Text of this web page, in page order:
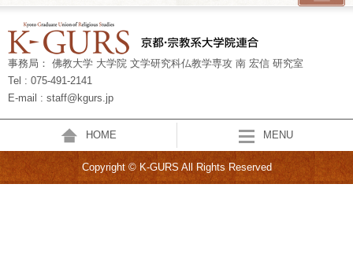
事務局： 佛教大学 大学院 文学研究科仏教学専攻 南 宏信 研究室
Tel : 075-491-2141
E-mail : staff@kgurs.jp
HOME MENU
Copyright © K-GURS All Rights Reserved